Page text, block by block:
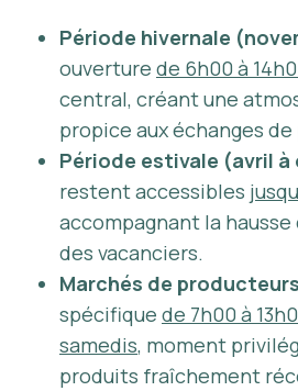
Période hivernale
ouverture de 6h00 à
central, créant une
propice aux échanges
Période estivale (avril
restent accessibles
accompagnant la
des vacanciers.
Marchés de producteurs
spécifique de 7h00 à
samedis, moment
produits fraîchement